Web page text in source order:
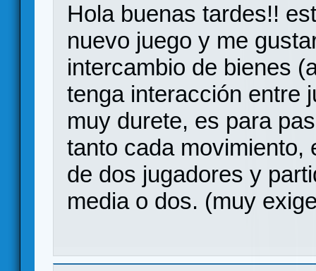
Hola buenas tardes!!
nuevo juego y me
intercambio de bienes
tenga interacción entre
muy durete, es para
tanto cada movimiento,
de dos jugadores y
media o dos. (muy